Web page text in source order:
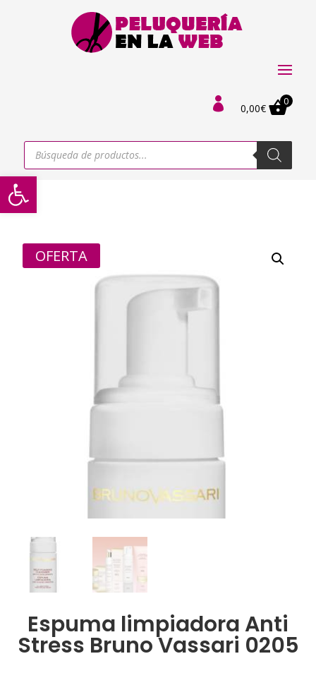
Abrir barra de herramientas
 0,00€
0
Búsqueda
productos
OFERTA
Espuma limpiadora Anti
Stress Bruno Vassari 0205